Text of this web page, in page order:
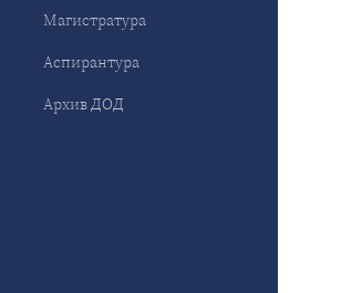
Магистратура
Аспирантура
Архив ДОД